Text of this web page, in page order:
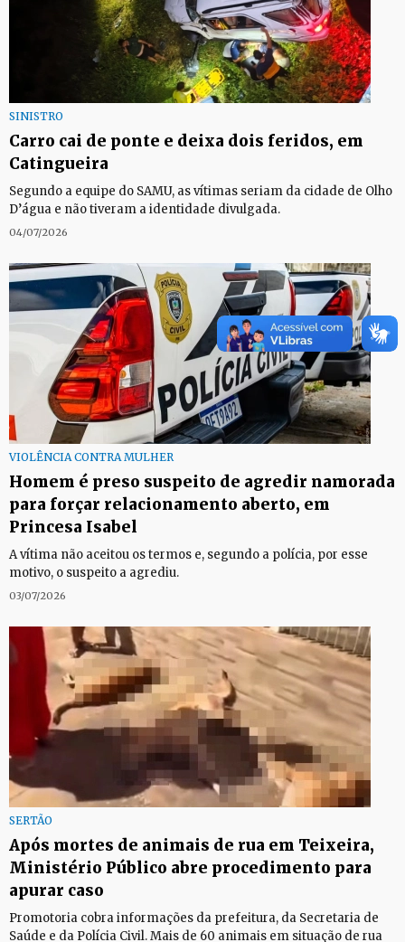
SINISTRO
Carro cai de ponte e deixa dois feridos, em
Catingueira
Segundo a equipe do SAMU, as vítimas seriam da cidade de Olho
D’água e não tiveram a identidade divulgada.
04/07/2026
VIOLÊNCIA CONTRA MULHER
Homem é preso suspeito de agredir namorada
para forçar relacionamento aberto, em
Princesa Isabel
A vítima não aceitou os termos e, segundo a polícia, por esse
motivo, o suspeito a agrediu.
03/07/2026
SERTÃO
Após mortes de animais de rua em Teixeira,
Ministério Público abre procedimento para
apurar caso
Promotoria cobra informações da prefeitura, da Secretaria de
Saúde e da Polícia Civil. Mais de 60 animais em situação de rua